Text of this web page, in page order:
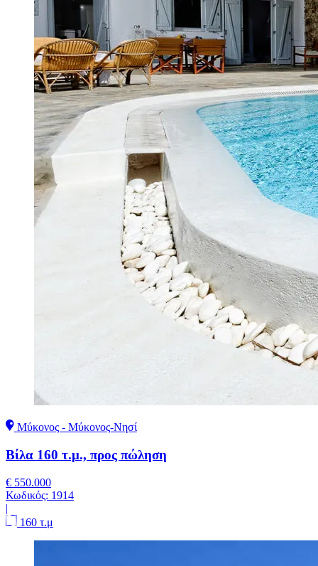
Μύκονος - Μύκονος-Νησί
Βίλα 160 τ.μ., προς πώληση
€ 550.000
Κωδικός: 1914
|
160 τ.μ